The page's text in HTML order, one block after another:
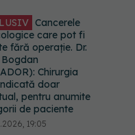
Cancerele
care pot fi
fără operație. Dr.
Bogdan
Chirurgia
doar
pentru anumite
de paciente
19:05